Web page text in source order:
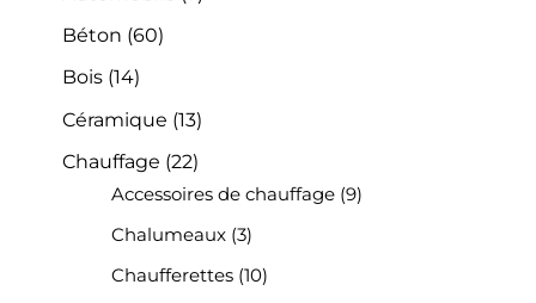
Béton (60)
Bois (14)
Céramique (13)
Chauffage (22)
Accessoires de chauffage (9)
Chalumeaux (3)
Chaufferettes (10)